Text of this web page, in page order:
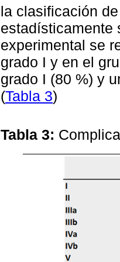
la clasificación
estadísticamente
experimental se
grado I y en el
grado I (80 %) y
(Tabla 3)
Tabla 3: